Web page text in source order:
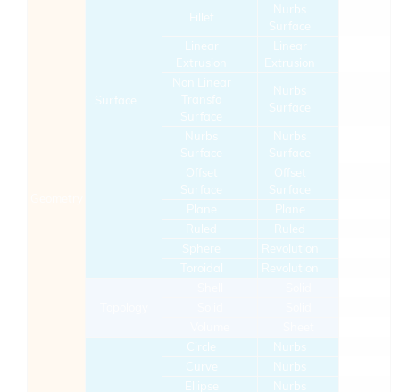
Surface
Fillet
Nurbs
Surface
Linear
Extrusion
Linear
Extrusion
Non Linear
Transfo
Surface
Nurbs
Surface
Nurbs
Surface
Nurbs
Surface
Offset
Surface
Offset
Surface
Plane
Plane
Ruled
Ruled
Sphere
Revolution
Toroidal
Revolution
Circle
Nurbs
Curve
Nurbs
Ellipse
Nurbs